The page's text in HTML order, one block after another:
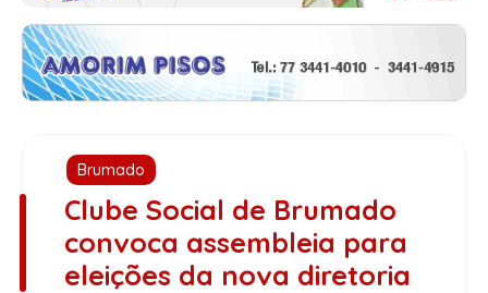
Brumado
Clube Social de Brumado
convoca assembleia para
eleições da nova diretoria